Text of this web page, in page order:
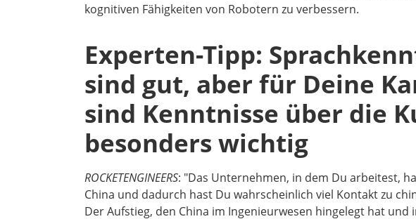
kognitiven Fähigkeiten von Robotern zu verbessern.
Experten-Tipp:
sind gut, aber für Deine
sind Kenntnisse über die
besonders wichtig
ROCKETENGINEERS: "Das Unternehmen, in dem Du arbeitest,
China und dadurch hast Du wahrscheinlich viel Kontakt zu
Der Aufstieg, den China im Ingenieurwesen hingelegt hat und